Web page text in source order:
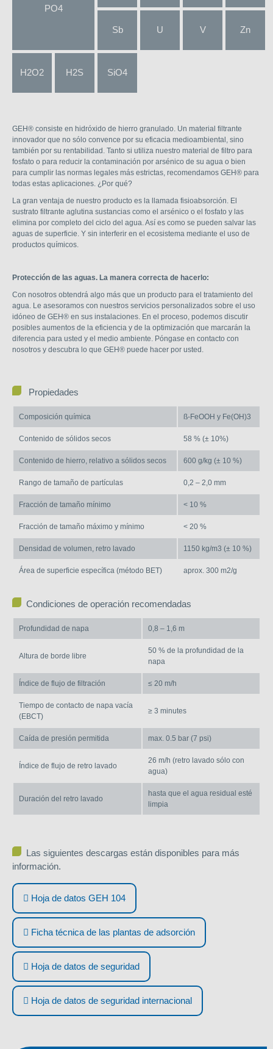
PO4
Sb U V Zn
H2O2 H2S SiO4
GEH® consiste en hidróxido de hierro granulado. Un material filtrante
innovador que no sólo convence por su eficacia medioambiental, sino
también por su rentabilidad. Tanto si utiliza nuestro material de filtro para
fosfato o para reducir la contaminación por arsénico de su agua o bien
para cumplir las normas legales más estrictas, recomendamos GEH® para
todas estas aplicaciones. ¿Por qué?
La gran ventaja de nuestro producto es la llamada fisioabsorción. El
sustrato filtrante aglutina sustancias como el arsénico o el fosfato y las
elimina por completo del ciclo del agua. Así es como se pueden salvar las
aguas de superficie. Y sin interferir en el ecosistema mediante el uso de
productos químicos.
Protección de las aguas. La manera correcta de hacerlo:
Con nosotros obtendrá algo más que un producto para el tratamiento del
agua. Le asesoramos con nuestros servicios personalizados sobre el uso
idóneo de GEH® en sus instalaciones. En el proceso, podemos discutir
posibles aumentos de la eficiencia y de la optimización que marcarán la
diferencia para usted y el medio ambiente. Póngase en contacto con
nosotros y descubra lo que GEH® puede hacer por usted.
Propiedades
Composición química ß-FeOOH y Fe(OH)3
Contenido de sólidos secos 58 % (± 10%)
Contenido de hierro, relativo a sólidos secos 600 g/kg (± 10 %)
Rango de tamaño de partículas 0,2 – 2,0 mm
Fracción de tamaño mínimo < 10 %
Fracción de tamaño máximo y mínimo < 20 %
Densidad de volumen, retro lavado 1150 kg/m3 (± 10 %)
Área de superficie específica (método BET) aprox. 300 m2/g
Condiciones de operación recomendadas
Profundidad de napa 0,8 – 1,6 m
Altura de borde libre
50 % de la profundidad de la
napa
Índice de flujo de filtración ≤ 20 m/h
Tiempo de contacto de napa vacía
(EBCT)
≥ 3 minutes
Caída de presión permitida max. 0.5 bar (7 psi)
Índice de flujo de retro lavado
26 m/h (retro lavado sólo con
agua)
Duración del retro lavado
hasta que el agua residual esté
limpia
Las siguientes descargas están disponibles para más
información.
Hoja de datos GEH 104
Ficha técnica de las plantas de adsorción
Hoja de datos de seguridad
Hoja de datos de seguridad internacional